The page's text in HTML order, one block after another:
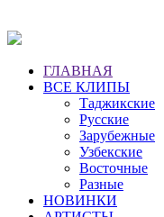
ГЛАВНАЯ
ВСЕ КЛИПЫ
Таджикские
Русские
Зарубежные
Узбекские
Восточные
Разные
НОВИНКИ